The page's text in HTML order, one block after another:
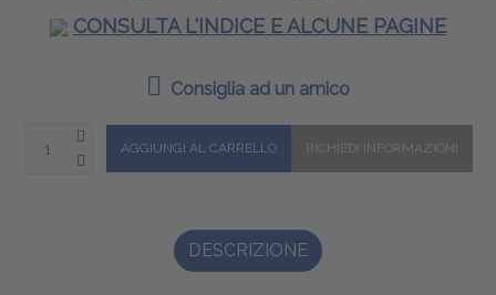
CONSULTA L'INDICE E ALCUNE PAGINE
Consiglia ad un amico
DESCRIZIONE